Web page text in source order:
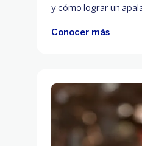
y cómo lograr un
Conocer más